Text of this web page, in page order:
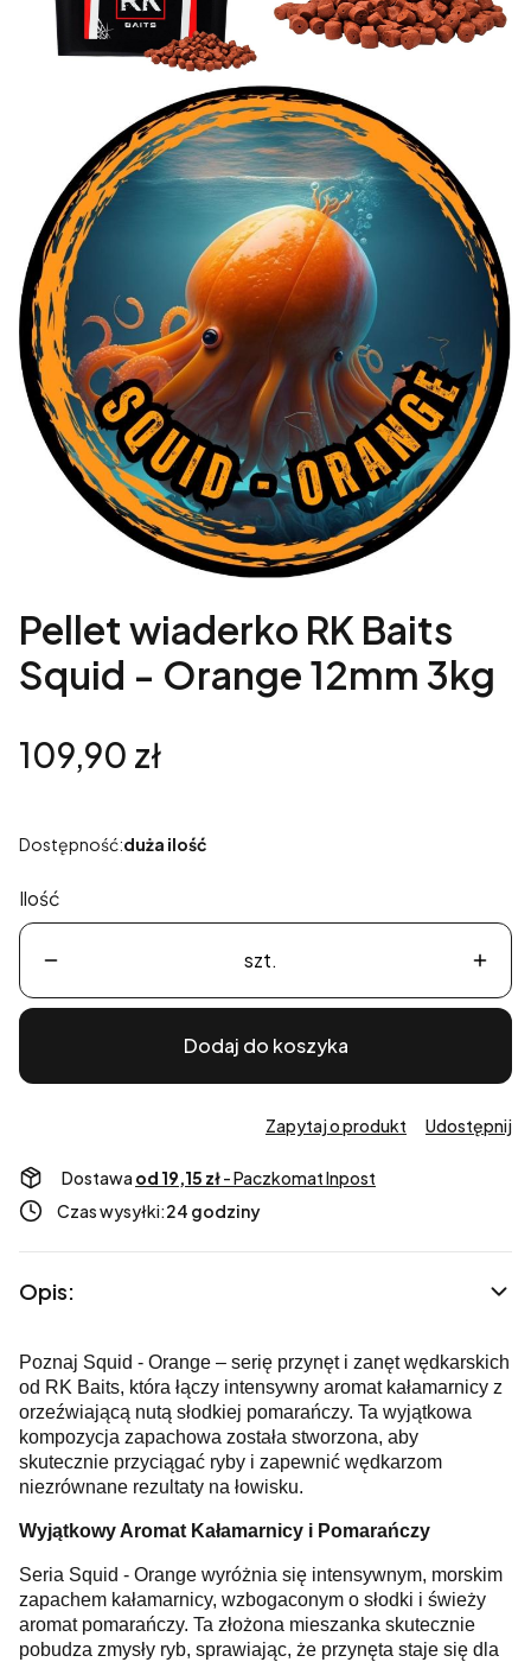
Pellet wiaderko RK Baits
Squid - Orange 12mm 3kg
Cena
109,90 zł
Dostępność:duża ilość
Ilość
szt.
Dodaj do koszyka
Zapytaj o produkt Udostępnij
Dostawa od 19,15 zł- Paczkomat Inpost
Czas wysyłki:24 godziny
Opis:
Poznaj Squid - Orange – serię przynęt i zanęt wędkarskich
od RK Baits, która łączy intensywny aromat kałamarnicy z
orzeźwiającą nutą słodkiej pomarańczy. Ta wyjątkowa
kompozycja zapachowa została stworzona, aby
skutecznie przyciągać ryby i zapewnić wędkarzom
niezrównane rezultaty na łowisku.
Wyjątkowy Aromat Kałamarnicy i Pomarańczy
Seria Squid - Orange wyróżnia się intensywnym, morskim
zapachem kałamarnicy, wzbogaconym o słodki i świeży
aromat pomarańczy. Ta złożona mieszanka skutecznie
pobudza zmysły ryb, sprawiając, że przynęta staje się dla